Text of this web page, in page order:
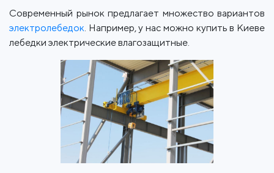
Современный рынок предлагает множество вариантов
электролебедок . Например, у нас можно купить в Киеве
лебедки электрические влагозащитные.